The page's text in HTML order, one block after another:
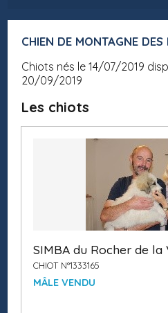
CHIEN DE MONTAGNE DES
Chiots nés le 14/07/2019 disponibles à partir du
20/09/2019
Les chiots
SIMBA du Rocher de la
CHIOT N°1333165
MÂLE VENDU